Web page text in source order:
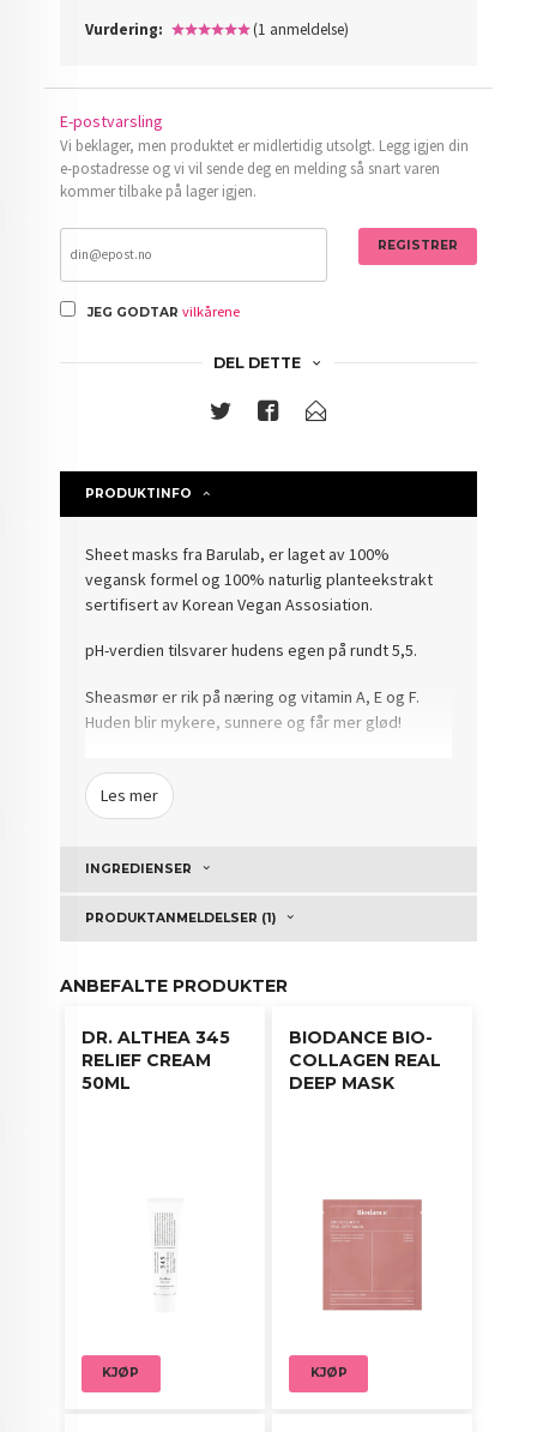
Vurdering: (1 anmeldelse)
E-postvarsling
Vi beklager, men produktet er midlertidig utsolgt. Legg igjen din
e-postadresse og vi vil sende deg en melding så snart varen
kommer tilbake på lager igjen.
JEG GODTAR vilkårene
REGISTRER
DEL DETTE
PRODUKTINFO
Sheet masks fra Barulab, er laget av 100%
vegansk formel og 100% naturlig planteekstrakt
sertifisert av Korean Vegan Assosiation.
pH-verdien tilsvarer hudens egen på rundt 5,5.
Sheasmør er rik på næring og vitamin A, E og F.
Huden blir mykere, sunnere og får mer glød!
Barulab’s etikk er basert på respekt for og
dyrebeskyttelse av dyr.
La virke i 20-30 minutter.
Les mer
INGREDIENSER
PRODUKTANMELDELSER (1)
ANBEFALTE PRODUKTER
DR. ALTHEA 345
RELIEF CREAM
50ML
KJØP
BIODANCE BIO-
COLLAGEN REAL
DEEP MASK
KJØP